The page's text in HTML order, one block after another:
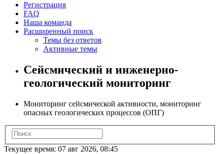
Регистрация
FAQ
Наша команда
Расширенный поиск
Темы без ответов
Активные темы
Сейсмический и инженерно-
геологический мониторинг
Мониторинг сейсмической активности, мониторинг
опасных геологических процессов (ОПГ)
Текущее время: 07 авг 2026, 08:45